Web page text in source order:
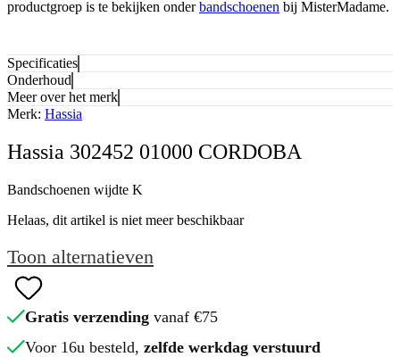
productgroep is te bekijken onderbandschoenen bij MisterMadame.
Specificaties
Onderhoud
Meer over het merk
Merk: Hassia
Hassia 302452 01000 CORDOBA
Bandschoenen wijdte K
Helaas, dit artikel is niet meer beschikbaar
Toon alternatieven
Gratis verzending vanaf €75
Voor 16u besteld, zelfde werkdag verstuurd